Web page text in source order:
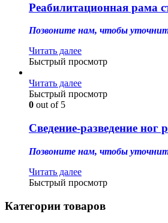
Реабилитационная рама
Позвоните нам, чтобы
Читать далее
Быстрый просмотр
Читать далее
Быстрый просмотр
0 out of 5
Сведение-разведение
Позвоните нам, чтобы
Читать далее
Быстрый просмотр
Категории товаров